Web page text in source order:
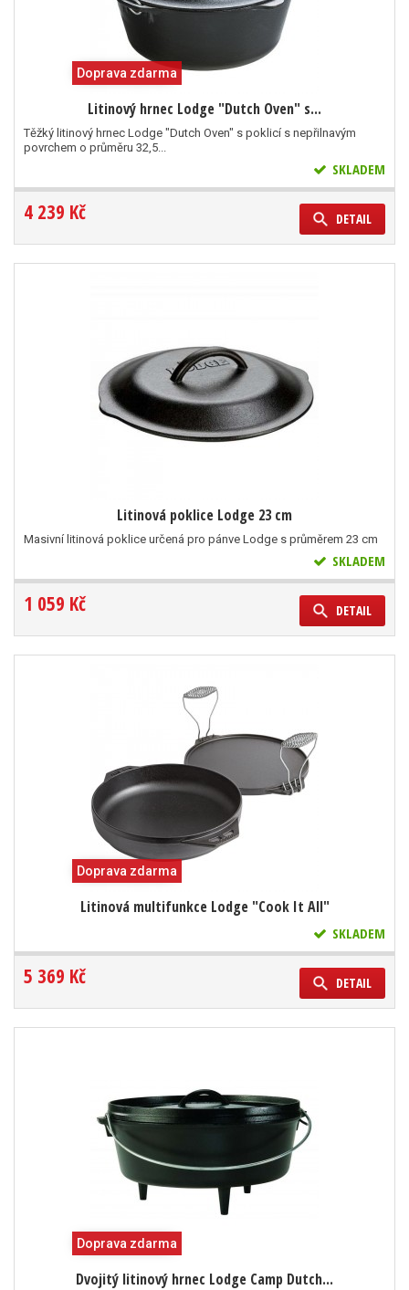
Doprava zdarma
Litinový hrnec Lodge "Dutch Oven" s...
Těžký litinový hrnec Lodge "Dutch Oven" s poklicí s nepřilnavým
povrchem o průměru 32,5...
SKLADEM
4 239 Kč DETAIL
Litinová poklice Lodge 23 cm
Masivní litinová poklice určená pro pánve Lodge s průměrem 23 cm
SKLADEM
1 059 Kč DETAIL
Doprava zdarma
Litinová multifunkce Lodge "Cook It All"
SKLADEM
5 369 Kč DETAIL
Doprava zdarma
Dvojitý litinový hrnec Lodge Camp Dutch...